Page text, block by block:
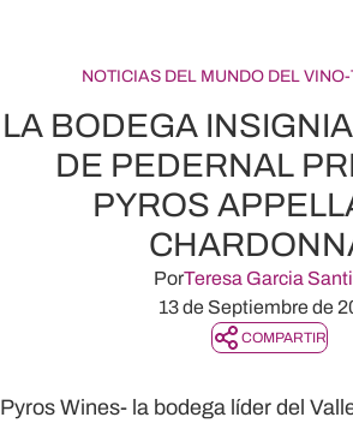
NOTICIAS DEL MUNDO DEL VINO-
LA BODEGA
DE PEDERNAL
PYROS
PorTeresa Garcia
13 de Septiembre de
COMPARTIR
Pyros Wines- la bodega líder del